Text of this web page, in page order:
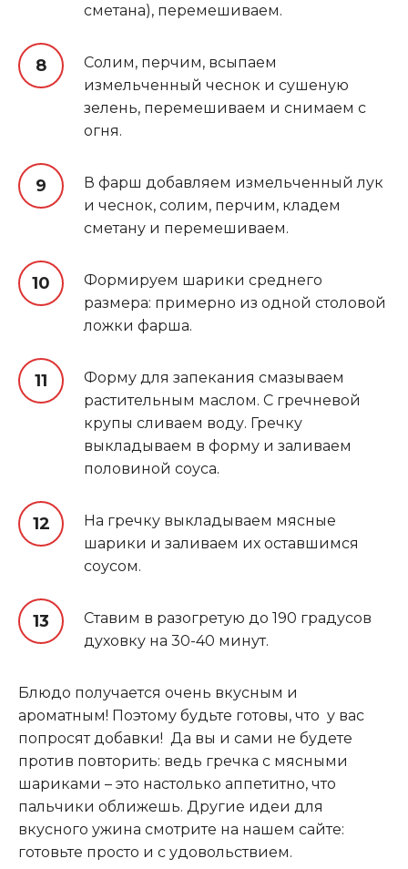
сметана), перемешиваем.
Солим, перчим, всыпаем
измельченный чеснок и сушеную
зелень, перемешиваем и снимаем с
огня.
В фарш добавляем измельченный лук
и чеснок, солим, перчим, кладем
сметану и перемешиваем.
Формируем шарики среднего
размера: примерно из одной столовой
ложки фарша.
Форму для запекания смазываем
растительным маслом. С гречневой
крупы сливаем воду. Гречку
выкладываем в форму и заливаем
половиной соуса.
На гречку выкладываем мясные
шарики и заливаем их оставшимся
соусом.
Ставим в разогретую до 190 градусов
духовку на 30-40 минут.
Блюдо получается очень вкусным и
ароматным! Поэтому будьте готовы, что у вас
попросят добавки! Да вы и сами не будете
против повторить: ведь гречка с мясными
шариками – это настолько аппетитно, что
пальчики оближешь. Другие идеи для
вкусного ужина смотрите на нашем сайте:
готовьте просто и с удовольствием.